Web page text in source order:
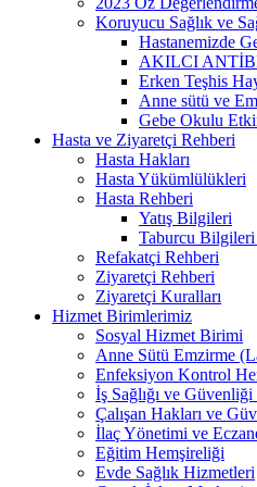
Koruyucu Sağlık ve
Hastanemizde
AKILCI
Erken Teşhis
Anne sütü ve
Gebe Okulu
Hasta ve Ziyaretçi Rehberi
Hasta Hakları
Hasta Yükümlülükleri
Hasta Rehberi
Yatış Bilgileri
Taburcu
Refakatçi Rehberi
Ziyaretçi Rehberi
Ziyaretçi Kuralları
Hizmet Birimlerimiz
Sosyal Hizmet Birimi
Anne Sütü Emzirme
Enfeksiyon Kontrol
İş Sağlığı ve
Çalışan Hakları ve
İlaç Yönetimi ve
Eğitim Hemşireliği
Evde Sağlık Hizmetleri